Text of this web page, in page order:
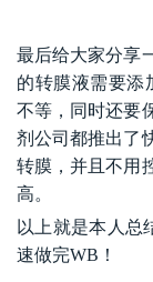
最后给大家分享
的转膜液需要添
不等，同时还要
剂公司都推出了
转膜，并且不用
高。
以上就是本人总
速做完WB！